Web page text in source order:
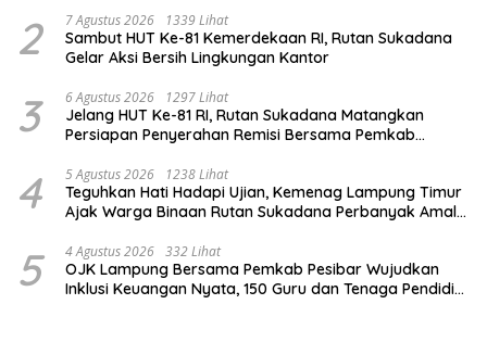
2 7 Agustus 2026 1339 Lihat
Sambut HUT Ke-81 Kemerdekaan RI, Rutan Sukadana
Gelar Aksi Bersih Lingkungan Kantor
3 6 Agustus 2026 1297 Lihat
Jelang HUT Ke-81 RI, Rutan Sukadana Matangkan
Persiapan Penyerahan Remisi Bersama Pemkab
4 5 Agustus 2026 1238 Lihat
Teguhkan Hati Hadapi Ujian, Kemenag Lampung Timur
Ajak Warga Binaan Rutan Sukadana Perbanyak Amal
5 4 Agustus 2026 332 Lihat
OJK Lampung Bersama Pemkab Pesibar Wujudkan
Inklusi Keuangan Nyata, 150 Guru dan Tenaga Pendidik